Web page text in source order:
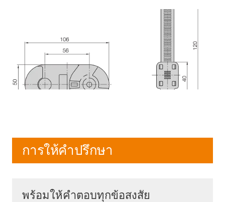
การให้คำปรึกษา
พร้อมให้คำตอบทุกข้อสงสัย